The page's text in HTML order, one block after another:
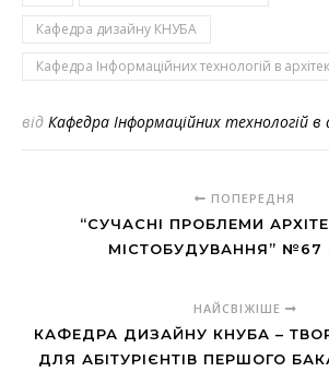
Кафедра дизайну КНУБА
Кафедра Інформаційних технологій в
від Кафедра Інформаційних технологій
ПОПЕРЕДНЯ
“СУЧАСНІ ПРОБЛЕМИ
МІСТОБУДУВАННЯ” №67
НАЙСВІЖІШЕ
КАФЕДРА ДИЗАЙНУ КНУБА –
ДЛЯ АБІТУРІЄНТІВ ПЕРШОГО